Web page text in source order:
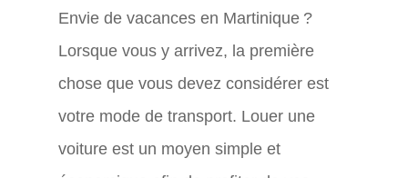
Envie de vacances en Martinique ?
Lorsque vous y arrivez, la première
chose que vous devez considérer est
votre mode de transport. Louer une
voiture est un moyen simple et